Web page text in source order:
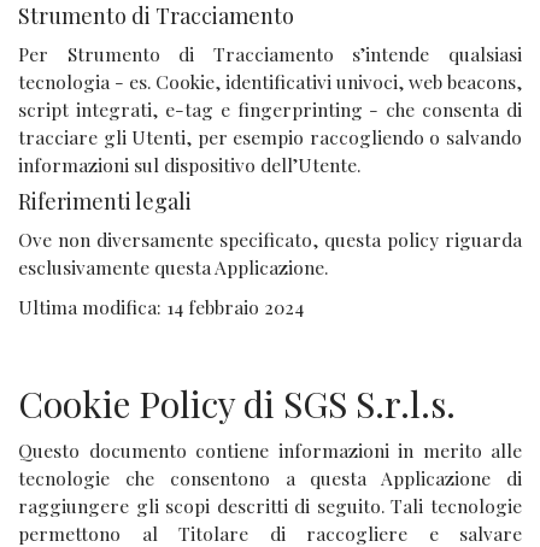
Strumento di Tracciamento
Per Strumento di Tracciamento s’intende qualsiasi
tecnologia - es. Cookie, identificativi univoci, web beacons,
script integrati, e-tag e fingerprinting - che consenta di
tracciare gli Utenti, per esempio raccogliendo o salvando
informazioni sul dispositivo dell’Utente.
Riferimenti legali
Ove non diversamente specificato, questa policy riguarda
esclusivamente questa Applicazione.
Ultima modifica: 14 febbraio 2024
Cookie Policy di SGS S.r.l.s.
Questo documento contiene informazioni in merito alle
tecnologie che consentono a questa Applicazione di
raggiungere gli scopi descritti di seguito. Tali tecnologie
permettono al Titolare di raccogliere e salvare